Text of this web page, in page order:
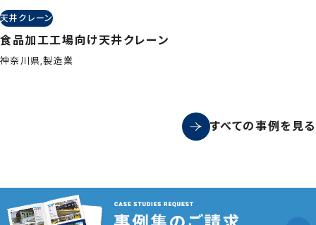
天井クレーン
食品加工工場向け天井クレーン
神奈川県,製造業
すべての事例を見る